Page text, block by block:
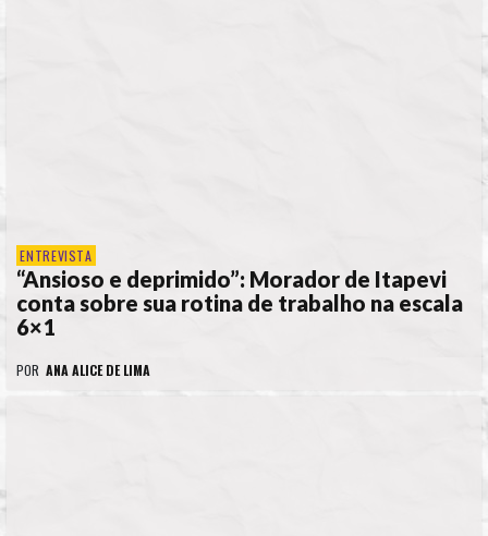
ENTREVISTA
“Ansioso e deprimido”: Morador de Itapevi
conta sobre sua rotina de trabalho na escala
6×1
POR ANA ALICE DE LIMA